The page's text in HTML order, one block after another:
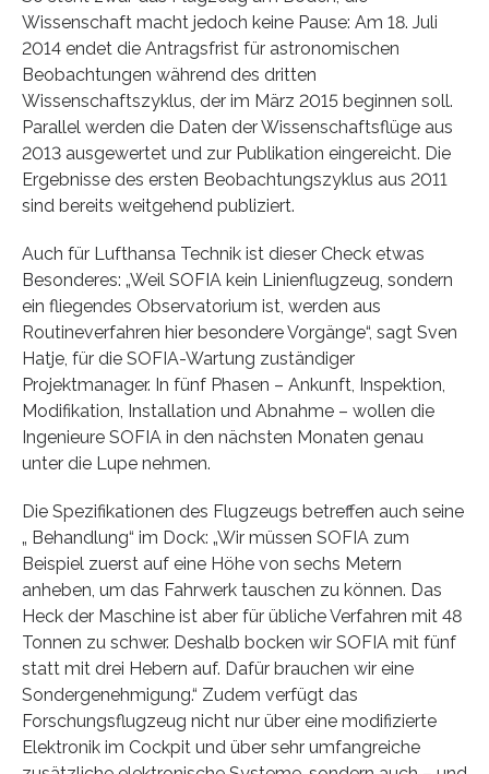
Wissenschaft macht jedoch keine Pause: Am 18. Juli
2014 endet die Antragsfrist für astronomischen
Beobachtungen während des dritten
Wissenschaftszyklus, der im März 2015 beginnen soll.
Parallel werden die Daten der Wissenschaftsflüge aus
2013 ausgewertet und zur Publikation eingereicht. Die
Ergebnisse des ersten Beobachtungszyklus aus 2011
sind bereits weitgehend publiziert.
Auch für Lufthansa Technik ist dieser Check etwas
Besonderes: „Weil SOFIA kein Linienflugzeug, sondern
ein fliegendes Observatorium ist, werden aus
Routineverfahren hier besondere Vorgänge“, sagt Sven
Hatje, für die SOFIA-Wartung zuständiger
Projektmanager. In fünf Phasen – Ankunft, Inspektion,
Modifikation, Installation und Abnahme – wollen die
Ingenieure SOFIA in den nächsten Monaten genau
unter die Lupe nehmen.
Die Spezifikationen des Flugzeugs betreffen auch seine
„ Behandlung“ im Dock: „Wir müssen SOFIA zum
Beispiel zuerst auf eine Höhe von sechs Metern
anheben, um das Fahrwerk tauschen zu können. Das
Heck der Maschine ist aber für übliche Verfahren mit 48
Tonnen zu schwer. Deshalb bocken wir SOFIA mit fünf
statt mit drei Hebern auf. Dafür brauchen wir eine
Sondergenehmigung.“ Zudem verfügt das
Forschungsflugzeug nicht nur über eine modifizierte
Elektronik im Cockpit und über sehr umfangreiche